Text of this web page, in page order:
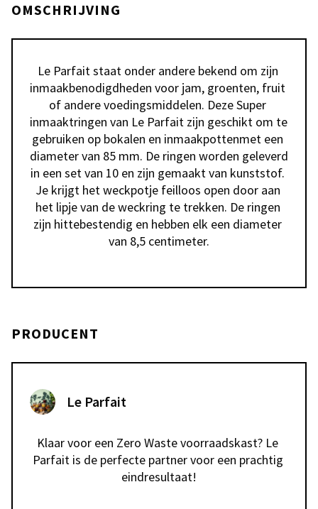
OMSCHRIJVING
Le Parfait staat onder andere bekend om zijn
inmaakbenodigdheden voor jam, groenten, fruit
of andere voedingsmiddelen. Deze Super
inmaaktringen van Le Parfait zijn geschikt om te
gebruiken op bokalen en inmaakpottenmet een
diameter van 85 mm. De ringen worden geleverd
in een set van 10 en zijn gemaakt van kunststof.
Je krijgt het weckpotje feilloos open door aan
het lipje van de weckring te trekken. De ringen
zijn hittebestendig en hebben elk een diameter
van 8,5 centimeter.
PRODUCENT
Le Parfait
Klaar voor een Zero Waste voorraadskast? Le
Parfait is de perfecte partner voor een prachtig
eindresultaat!